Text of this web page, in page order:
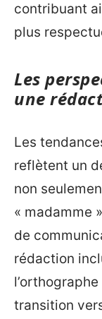
contribuant
plus
Les
une
Les
reflètent un
non
« madamme
de
rédaction
transition